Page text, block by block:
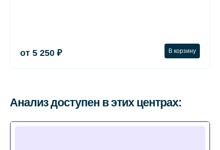
от 5 250 ₽ В корзину
Анализ доступен в этих центрах: